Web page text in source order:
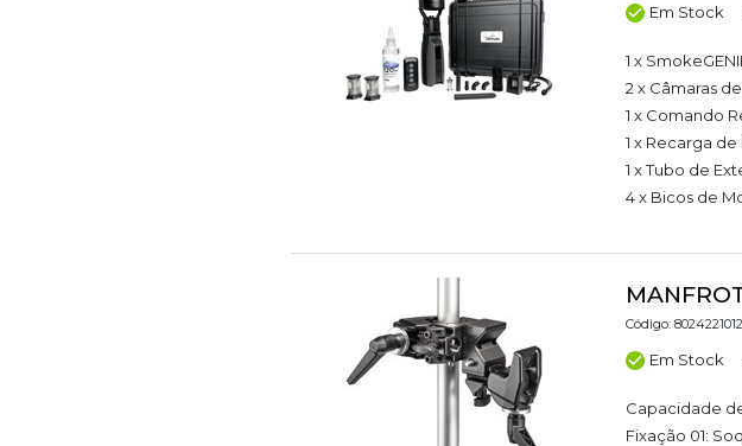
Em Stock
1 x
2 x Câmaras
1 x Comando
1 x Recarga
1 x Tubo de
4 x Bicos de
Código:
Em Stock
Capacidade
Fixação 01: